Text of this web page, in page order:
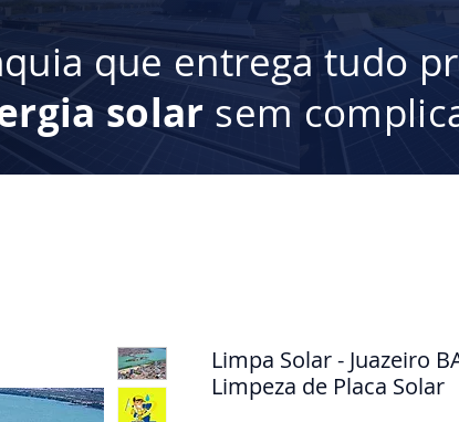
que entrega tudo
solar sem
Limpa Solar - Juazeiro
Limpeza de Placa Solar